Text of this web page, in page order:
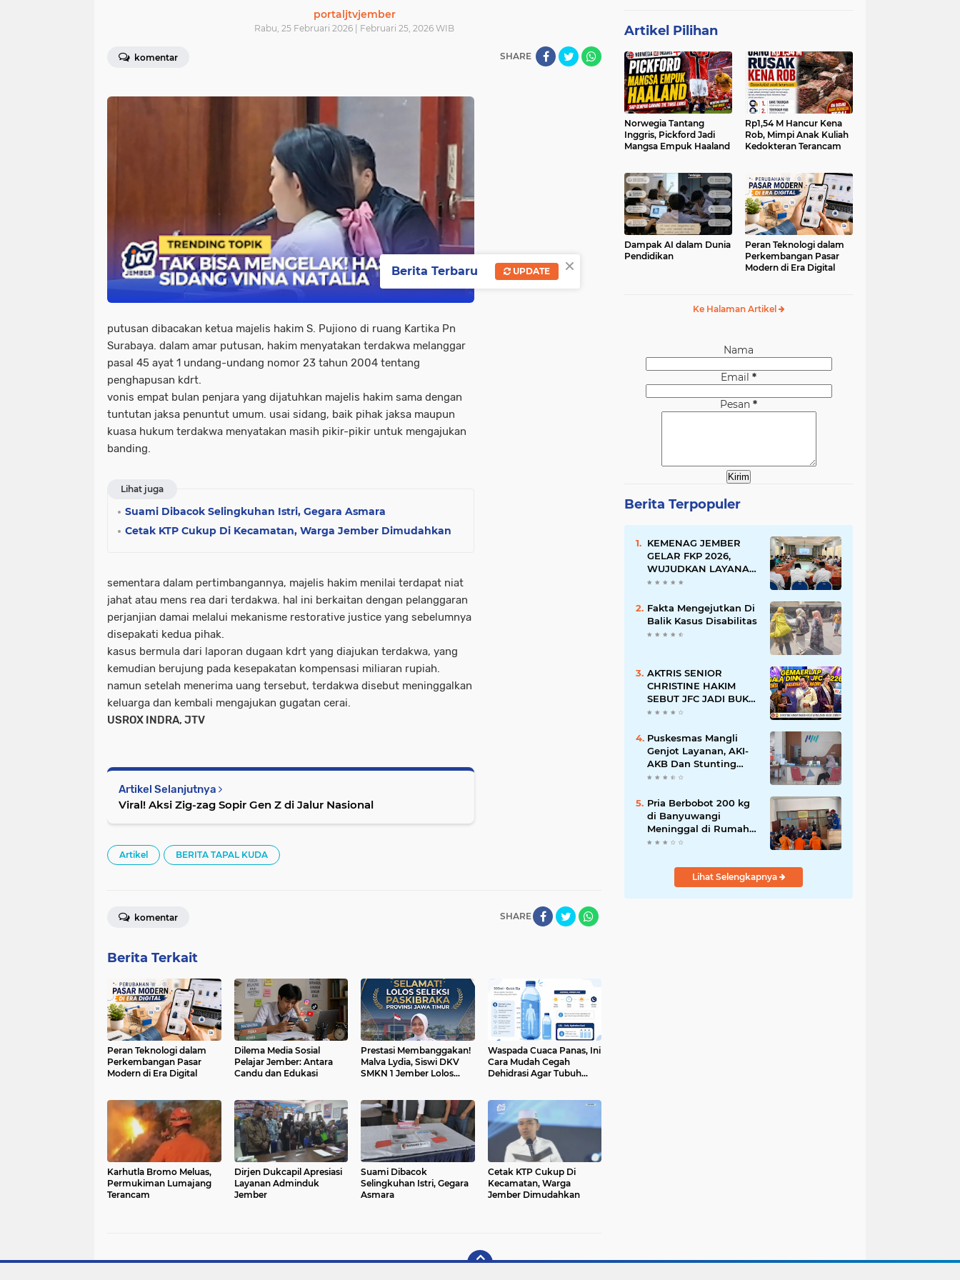
portaljtvjember
Rabu, 25 Februari 2026 | Februari 25, 2026 WIB
komentar SHARE
putusan dibacakan ketua majelis hakim S. Pujiono di ruang Kartika Pn
Surabaya. dalam amar putusan, hakim menyatakan terdakwa melanggar
pasal 45 ayat 1 undang-undang nomor 23 tahun 2004 tentang
penghapusan kdrt.
vonis empat bulan penjara yang dijatuhkan majelis hakim sama dengan
tuntutan jaksa penuntut umum. usai sidang, baik pihak jaksa maupun
kuasa hukum terdakwa menyatakan masih pikir-pikir untuk mengajukan
banding.
Lihat juga
Suami Dibacok Selingkuhan Istri, Gegara Asmara
Cetak KTP Cukup Di Kecamatan, Warga Jember Dimudahkan
sementara dalam pertimbangannya, majelis hakim menilai terdapat niat
jahat atau mens rea dari terdakwa. hal ini berkaitan dengan pelanggaran
perjanjian damai melalui mekanisme restorative justice yang sebelumnya
disepakati kedua pihak.
kasus bermula dari laporan dugaan kdrt yang diajukan terdakwa, yang
kemudian berujung pada kesepakatan kompensasi miliaran rupiah.
namun setelah menerima uang tersebut, terdakwa disebut meninggalkan
keluarga dan kembali mengajukan gugatan cerai.
USROX INDRA, JTV
Artikel Selanjutnya
Viral! Aksi Zig-zag Sopir Gen Z di Jalur Nasional
Artikel BERITA TAPAL KUDA
SHARE
komentar
Berita Terkait
Peran Teknologi dalam
Perkembangan Pasar
Modern di Era Digital
Dilema Media Sosial
Pelajar Jember: Antara
Candu dan Edukasi
Prestasi Membanggakan!
Malva Lydia, Siswi DKV
SMKN 1 Jember Lolos
Waspada Cuaca Panas, Ini
Cara Mudah Cegah
Dehidrasi Agar Tubuh
Karhutla Bromo Meluas,
Permukiman Lumajang
Terancam
Dirjen Dukcapil Apresiasi
Layanan Adminduk
Jember
Suami Dibacok
Selingkuhan Istri, Gegara
Asmara
Cetak KTP Cukup Di
Kecamatan, Warga
Jember Dimudahkan
Artikel Pilihan
Norwegia Tantang
Inggris, Pickford Jadi
Mangsa Empuk Haaland
Rp1,54 M Hancur Kena
Rob, Mimpi Anak Kuliah
Kedokteran Terancam
Dampak AI dalam Dunia
Pendidikan
Peran Teknologi dalam
Perkembangan Pasar
Modern di Era Digital
Ke Halaman Artikel
Nama
Email *
Pesan *
Berita Terpopuler
KEMENAG JEMBER
GELAR FKP 2026,
WUJUDKAN LAYANAN
BERSINAR DAN
Fakta Mengejutkan Di
Balik Kasus Disabilitas
AKTRIS SENIOR
CHRISTINE HAKIM
SEBUT JFC JADI BUKTI
KREATIVITAS ANAK
Puskesmas Mangli
Genjot Layanan, AKI-
AKB Dan Stunting
Ditekan
Pria Berbobot 200 kg
di Banyuwangi
Meninggal di Rumah
Sakit, Pemulangan
Basarnas
Lihat Selengkapnya
×
Berita Terbaru UPDATE